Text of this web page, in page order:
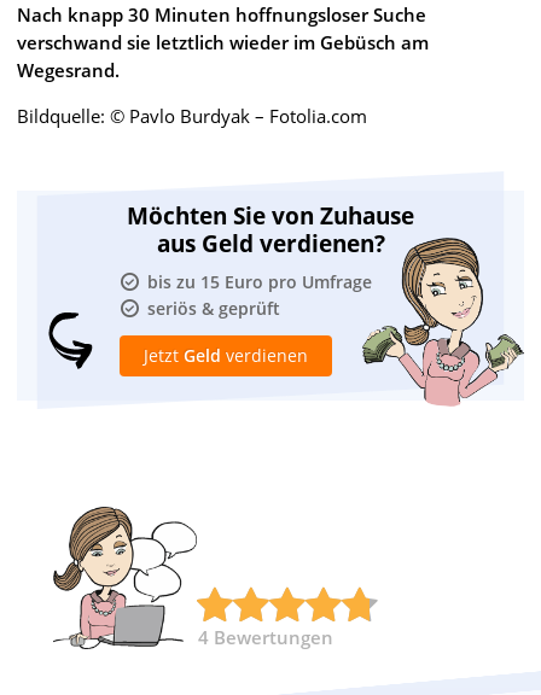
Nach knapp 30 Minuten hoffnungsloser Suche
verschwand sie letztlich wieder im Gebüsch am
Wegesrand.
Bildquelle: © Pavlo Burdyak – Fotolia.com
Möchten Sie von Zuhause
aus Geld verdienen?
bis zu 15 Euro pro Umfrage
seriös & geprüft
Jetzt Geld verdienen
4 Bewertungen